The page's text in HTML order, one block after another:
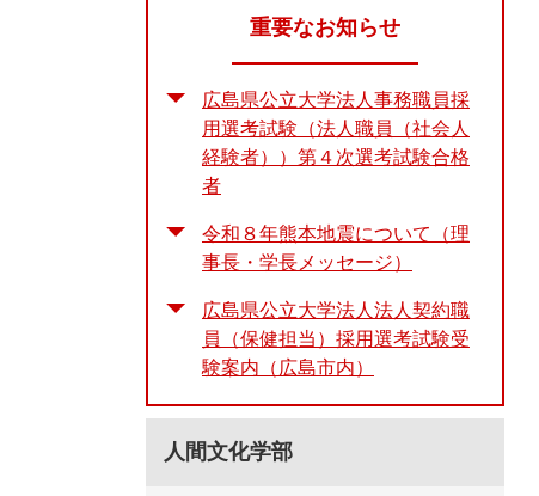
重要なお知らせ
広島県公立大学法人事務職員採
用選考試験（法人職員（社会人
経験者））第４次選考試験合格
者
令和８年熊本地震について（理
事長・学長メッセージ）
広島県公立大学法人法人契約職
員（保健担当）採用選考試験受
験案内（広島市内）
人間文化学部